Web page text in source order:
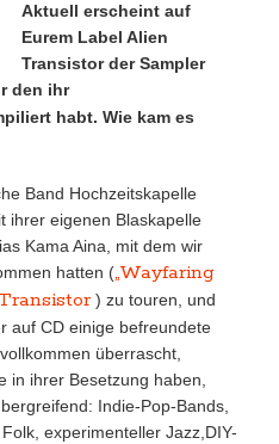
Aktuell erscheint auf
Eurem Label Alien
Transistor der Sampler
den ihr
habt. Wie kam es
Band Hochzeitskapelle
ihrer eigenen Blaskapelle
Kama Aina, mit dem wir
hatten („Wayfaring
) zu touren, und
auf CD einige befreundete
überrascht,
in ihrer Besetzung haben,
Indie-Pop-Bands,
experimenteller Jazz,DIY-